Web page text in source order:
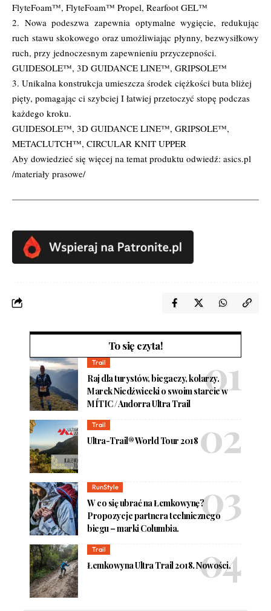
FlyteFoam™, FlyteFoam™ Propel, Rearfoot GEL™
2. Nowa podeszwa zapewnia optymalne wygięcie, redukując
ruch stawu skokowego oraz umożliwiając płynny, bezwysiłkowy
ruch, przy jednoczesnym zapewnieniu przyczepności.
GUIDESOLE™, 3D GUIDANCE LINE™, GRIPSOLE™
3. Unikalna konstrukcja umieszcza środek ciężkości buta bliżej
pięty, pomagając ci szybciej I łatwiej przetoczyć stopę podczas
każdego kroku.
GUIDESOLE™, 3D GUIDANCE LINE™, GRIPSOLE™,
METACLUTCH™, CIRCULAR KNIT UPPER
Aby dowiedzieć się więcej na temat produktu odwiedź: asics.pl
/materiały prasowe/
To się czyta!
Trail
Raj dla turystów, biegaczy, kolarzy.
Marek Niedźwiecki o swoim starcie w
MÍTIC / Andorra Ultra Trail
Trail
Ultra-Trail® World Tour 2018
RunStyle
W co się ubrać na Łemkowynę?
Propozycje partnera technicznego
biegu – marki Columbia.
Trail
Łemkowyna Ultra Trail 2018. Nowości.